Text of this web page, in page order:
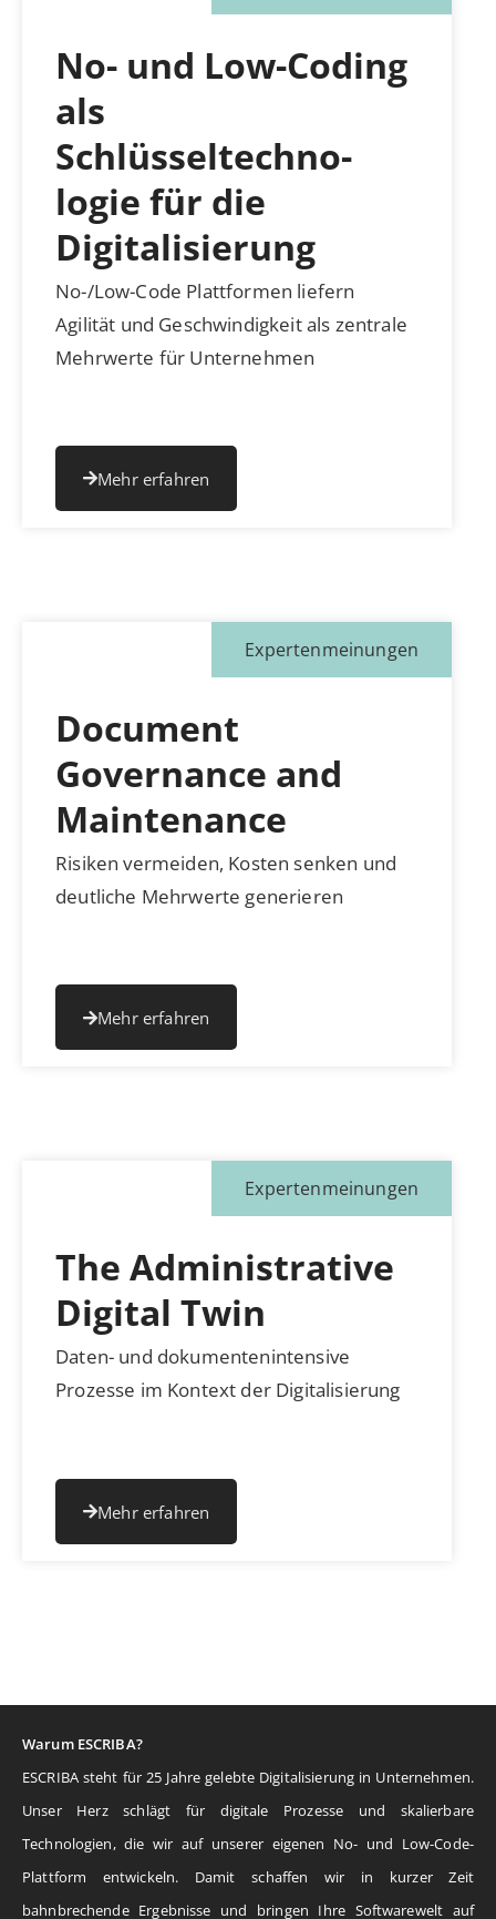
No- und Low-Coding
als
Schlüsseltechno­
logie für die
Digitalisierung
No-/Low-Code Plattformen liefern
Agilität und Geschwindigkeit als zentrale
Mehrwerte für Unternehmen
Mehr erfahren
Expertenmeinungen
Document
Governance and
Maintenance
Risiken vermeiden, Kosten senken und
deutliche Mehrwerte generieren
Mehr erfahren
Expertenmeinungen
The Administrative
Digital Twin
Daten- und dokumentenintensive
Prozesse im Kontext der Digitalisierung
Mehr erfahren
Warum ESCRIBA?
ESCRIBA steht für 25 Jahre gelebte Digitalisierung in Unternehmen.
Unser Herz schlägt für digitale Prozesse und skalierbare
Technologien, die wir auf unserer eigenen No- und Low-Code-
Plattform entwickeln. Damit schaffen wir in kurzer Zeit
bahnbrechende Ergebnisse und bringen Ihre Softwarewelt auf